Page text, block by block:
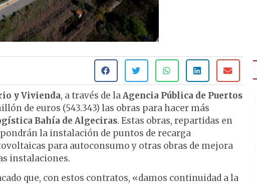
y Vivienda, a través de laAgencia Pública de Puertos
de euros (543.343‬) las obras para hacer más
Bahía de Algeciras. Estas obras, repartidas en
la instalación de puntos de recarga
para autoconsumo y otras obras de mejora
instalaciones.
que, con estos contratos, «damos continuidad a la